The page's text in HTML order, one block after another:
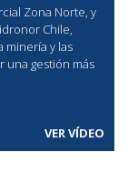
Zona Norte, y
Chile,
minería y las
una gestión más
VER VÍDEO